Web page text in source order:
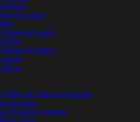
du comtat
Dame du Sourire
Didier
Christol d’Albion
Rives
MSA de Vaison la Romaine
Avignon
Provence Ventoux